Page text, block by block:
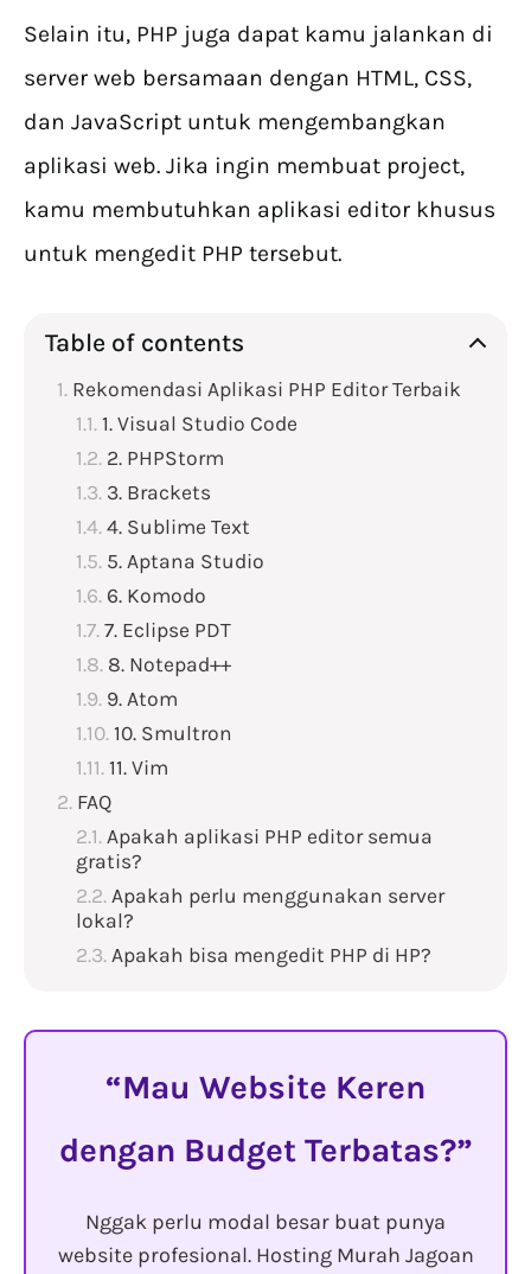
Selain itu, PHP juga dapat kamu jalankan di
server web bersamaan dengan HTML, CSS,
dan JavaScript untuk mengembangkan
aplikasi web. Jika ingin membuat project,
kamu membutuhkan aplikasi editor khusus
untuk mengedit PHP tersebut.
Table of contents
Rekomendasi Aplikasi PHP Editor Terbaik
1. Visual Studio Code
2. PHPStorm
3. Brackets
4. Sublime Text
5. Aptana Studio
6. Komodo
7. Eclipse PDT
8. Notepad++
9. Atom
10. Smultron
11. Vim
FAQ
Apakah aplikasi PHP editor semua
gratis?
Apakah perlu menggunakan server
lokal?
Apakah bisa mengedit PHP di HP?
Mau Website Keren
dengan Budget Terbatas?
Nggak perlu modal besar buat punya
website profesional. Hosting Murah Jagoan